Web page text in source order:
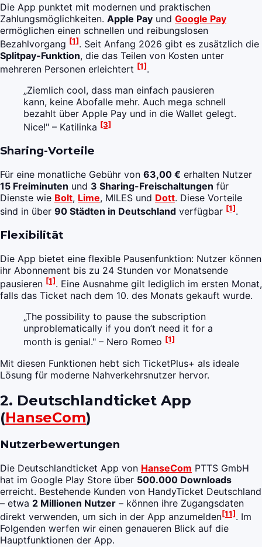
Die App punktet mit modernen und praktischen
Zahlungsmöglichkeiten. Apple Pay und Google Pay
ermöglichen einen schnellen und reibungslosen
Bezahlvorgang [1]. Seit Anfang 2026 gibt es zusätzlich die
Splitpay-Funktion, die das Teilen von Kosten unter
mehreren Personen erleichtert [1].
„Ziemlich cool, dass man einfach pausieren
kann, keine Abofalle mehr. Auch mega schnell
bezahlt über Apple Pay und in die Wallet gelegt.
Nice!" – Katilinka [3]
Sharing-Vorteile
Für eine monatliche Gebühr von 63,00 € erhalten Nutzer
15 Freiminuten und 3 Sharing-Freischaltungen für
Dienste wie Bolt, Lime, MILES und Dott. Diese Vorteile
sind in über 90 Städten in Deutschland verfügbar [1].
Flexibilität
Die App bietet eine flexible Pausenfunktion: Nutzer können
ihr Abonnement bis zu 24 Stunden vor Monatsende
pausieren [1]. Eine Ausnahme gilt lediglich im ersten Monat,
falls das Ticket nach dem 10. des Monats gekauft wurde.
„The possibility to pause the subscription
unproblematically if you don’t need it for a
month is genial." – Nero Romeo [1]
Mit diesen Funktionen hebt sich TicketPlus+ als ideale
Lösung für moderne Nahverkehrsnutzer hervor.
2. Deutschlandticket App
(HanseCom)
Nutzerbewertungen
Die Deutschlandticket App von HanseCom PTTS GmbH
hat im Google Play Store über 500.000 Downloads
erreicht. Bestehende Kunden von HandyTicket Deutschland
– etwa 2 Millionen Nutzer – können ihre Zugangsdaten
direkt verwenden, um sich in der App anzumelden[11]. Im
Folgenden werfen wir einen genaueren Blick auf die
Hauptfunktionen der App.